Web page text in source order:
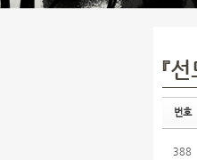
『
번호
388